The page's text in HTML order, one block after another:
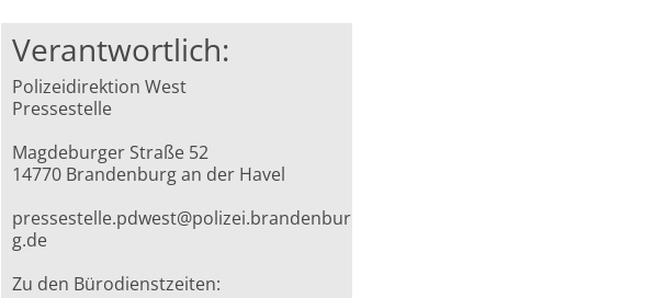
Verantwortlich:
Polizeidirektion West
Pressestelle
Magdeburger Straße 52
14770 Brandenburg an der Havel
pressestelle.pdwest@polizei.brandenbur
g.de
Zu den Bürodienstzeiten: